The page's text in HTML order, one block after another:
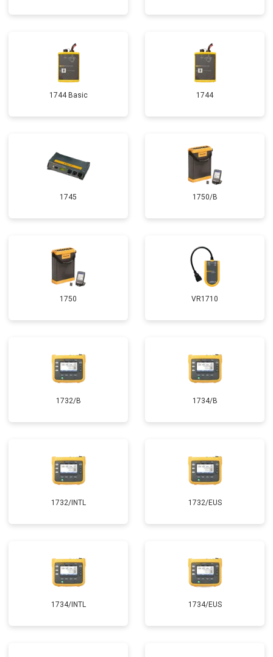
1744 Basic 1744
1745 1750/B
1750 VR1710
1732/B 1734/B
1732/INTL 1732/EUS
1734/INTL 1734/EUS